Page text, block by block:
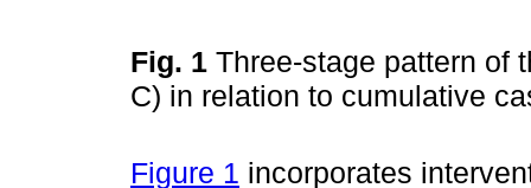
Fig. 1 Three-stage pattern of
C) in relation to cumulative
Figure 1 incorporates